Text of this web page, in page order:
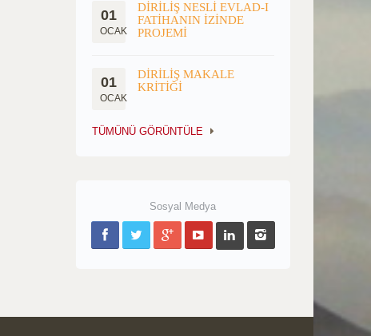
01
OCAK
DİRİLİŞ NESLİ EVLAD-I
FATİHANIN İZİNDE
PROJEMİ
01
OCAK
DİRİLİŞ MAKALE
KRİTİĞİ
TÜMÜNÜ GÖRÜNTÜLE
Sosyal Medya